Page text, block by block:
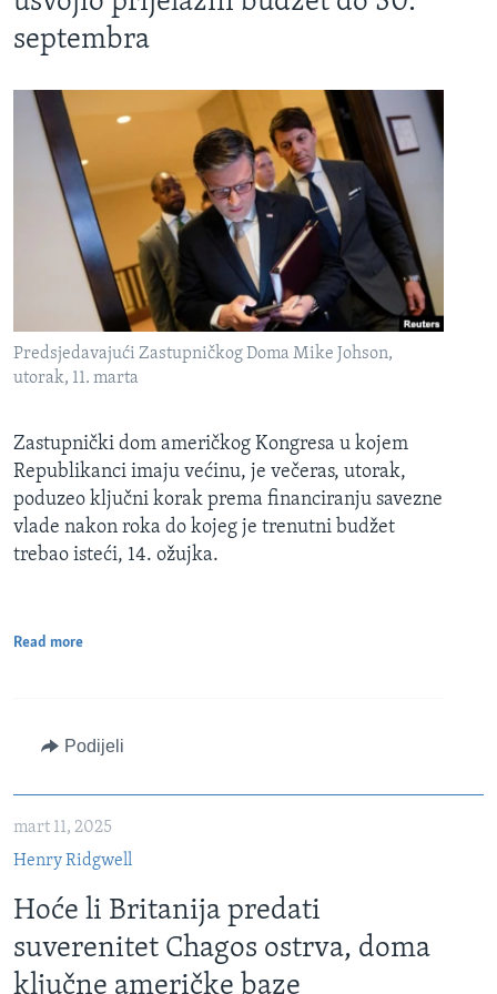
septembra
Predsjedavajući Zastupničkog Doma Mike Johson,
utorak, 11. marta
Zastupnički dom američkog Kongresa u kojem
Republikanci imaju većinu, je večeras, utorak,
poduzeo ključni korak prema financiranju savezne
vlade nakon roka do kojeg je trenutni budžet
trebao isteći, 14. ožujka.
Read more
Podijeli
mart 11, 2025
Henry Ridgwell
Hoće li Britanija predati
suverenitet Chagos ostrva, doma
ključne američke baze